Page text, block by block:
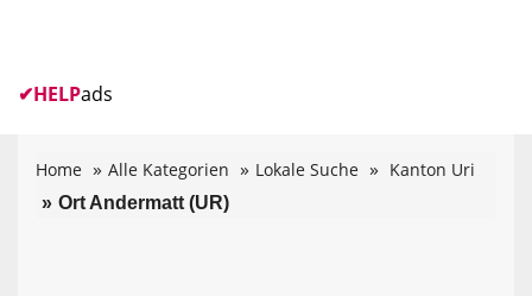
✔HELPads
Home Alle Kategorien Lokale Suche Kanton Uri
Ort Andermatt (UR)